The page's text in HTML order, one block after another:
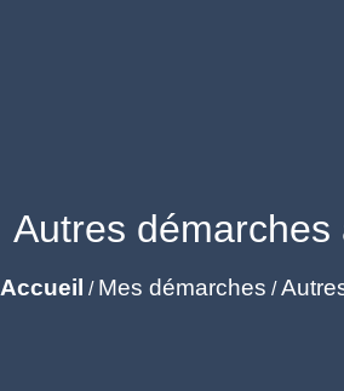
Autres
Accueil / Mes démarches /